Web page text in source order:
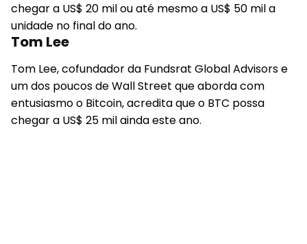
chegar a US$ 20 mil ou até mesmo a US$ 50 mil a
unidade no final do ano.
Tom Lee
Tom Lee, cofundador da Fundsrat Global Advisors e
um dos poucos de Wall Street que aborda com
entusiasmo o Bitcoin, acredita que o BTC possa
chegar a US$ 25 mil ainda este ano.